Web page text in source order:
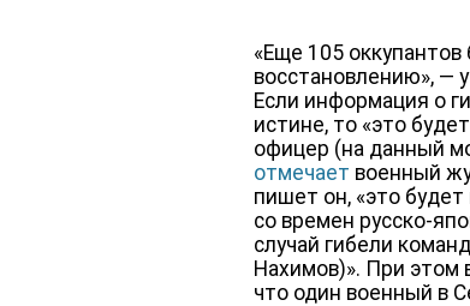
«Еще 105
восстановлению», —
Если информация о
истине, то «это
офицер (на данный
отмечает военный
пишет он, «это
со времен русско-
случай гибели
Нахимов)». При этом
что один военный в